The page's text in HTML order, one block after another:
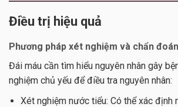
Điều trị hiệu quả
Phương pháp xét nghiệm và chẩn
Đái máu cần tìm hiểu nguyên nhân gây
nghiệm chủ yếu để điều tra nguyên nhân:
Xét nghiệm nước tiểu: Có thể xác định